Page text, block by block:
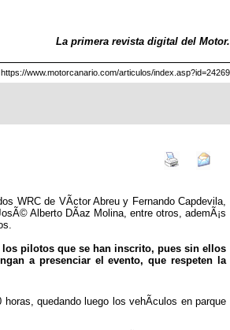
La primera revista digital del Motor.
https://www.motorcanario.com/articulos/index.asp?id=24269
WRC de VÃ­ctor Abreu y Fernando Capdevila,
Alberto DÃ­az Molina, entre otros, ademÃ¡s
pilotos que se han inscrito, pues sin ellos
a presenciar el evento, que respeten la
quedando luego los vehÃ­culos en parque